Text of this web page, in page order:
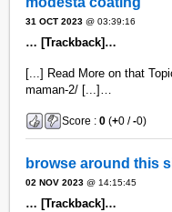
31 OCT 2023 @ 03:39:16
… [Trackback]…
[...] Read More on that
maman-2/ [...]…
Score :0 (+0 /-0)
browse around this
02 NOV 2023 @ 14:15:45
… [Trackback]…